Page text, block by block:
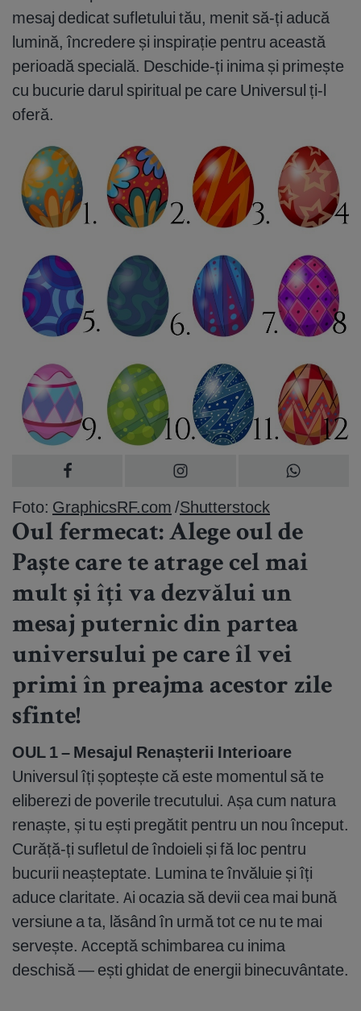
mesaj dedicat sufletului tău, menit să-ți aducă
lumină, încredere și inspirație pentru această
perioadă specială. Deschide-ți inima și primește
cu bucurie darul spiritual pe care Universul ți-l
oferă.
Foto: GraphicsRF.com /Shutterstock
Oul fermecat: Alege oul de
Paște care te atrage cel mai
mult și îți va dezvălui un
mesaj puternic din partea
universului pe care îl vei
primi în preajma acestor zile
sfinte!
OUL 1 – Mesajul Renașterii Interioare
Universul îți șoptește că este momentul să te
eliberezi de poverile trecutului. Așa cum natura
renaște, și tu ești pregătit pentru un nou început.
Curăță-ți sufletul de îndoieli și fă loc pentru
bucurii neașteptate. Lumina te învăluie și îți
aduce claritate. Ai ocazia să devii cea mai bună
versiune a ta, lăsând în urmă tot ce nu te mai
servește. Acceptă schimbarea cu inima
deschisă — ești ghidat de energii binecuvântate.